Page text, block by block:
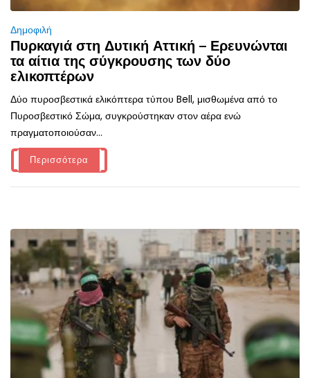
Δημοφιλή
Πυρκαγιά στη Δυτική Αττική – Ερευνώνται
τα αίτια της σύγκρουσης των δύο
ελικοπτέρων
Δύο πυροσβεστικά ελικόπτερα τύπου Bell, μισθωμένα από το
Πυροσβεστικό Σώμα, συγκρούστηκαν στον αέρα ενώ
πραγματοποιούσαν...
Περισσότερα